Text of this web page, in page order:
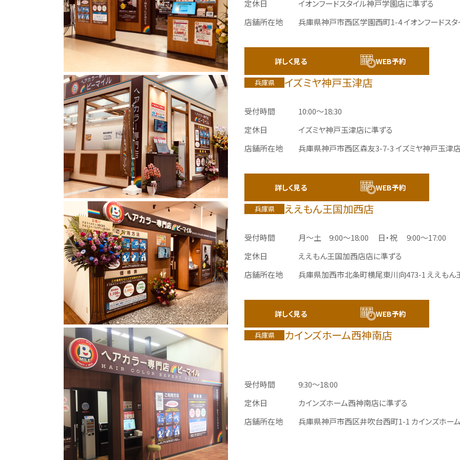
定休日
イオンフードスタイル神戸学園店に準ずる
店舗所在地
兵庫県神戸市西区学園西町1-4イオンフードス
詳しく見る WEB予約
兵庫県 イズミヤ神戸玉津店
受付時間
10:00～18:30
定休日
イズミヤ神戸玉津店に準ずる
店舗所在地
兵庫県神戸市西区森友3-7-3イズミヤ神戸玉津
詳しく見る WEB予約
兵庫県 ええもん王国加西店
受付時間 月～土 9:00～18:00
日・祝 9:00～17:00
定休日
ええもん王国加西店店に準ずる
店舗所在地
兵庫県加西市北条町横尾東川向473-1 ええもん
詳しく見る WEB予約
兵庫県 カインズホーム西神南店
受付時間
9:30～18:00
定休日
カインズホーム西神南店に準ずる
店舗所在地
兵庫県神戸市西区井吹台西町1-1 カインズホー